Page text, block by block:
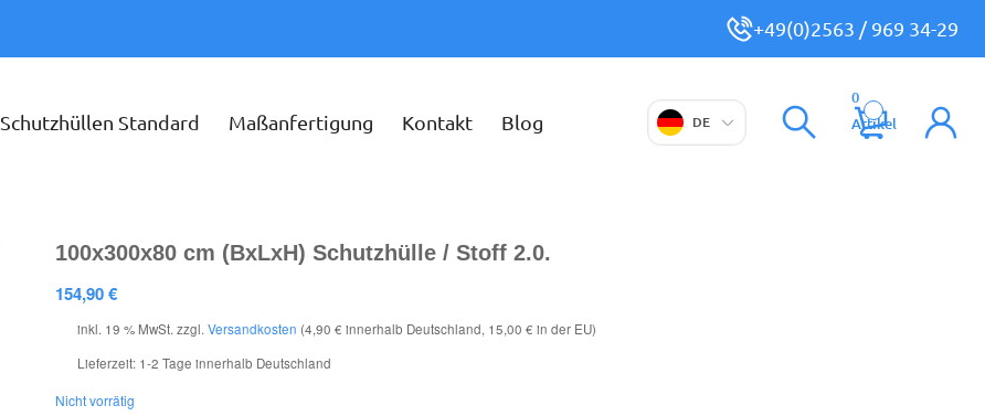
+49(0)2563 / 969 34-29
Schutzhüllen Standard Maßanfertigung Kontakt Blog DE
0
Artikel
100x300x80 cm (BxLxH) Schutzhülle / Stoff 2.0.
154,90€
inkl. 19 % MwSt. zzgl. Versandkosten (4,90 € innerhalb Deutschland, 15,00 € in der EU)
Lieferzeit: 1-2 Tage innerhalb Deutschland
Nicht vorrätig